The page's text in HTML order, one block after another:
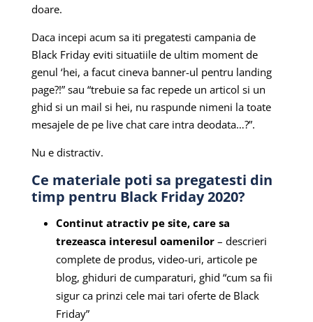
doare.
Daca incepi acum sa iti pregatesti campania de
Black Friday eviti situatiile de ultim moment de
genul ‘hei, a facut cineva banner-ul pentru landing
page?!” sau “trebuie sa fac repede un articol si un
ghid si un mail si hei, nu raspunde nimeni la toate
mesajele de pe live chat care intra deodata…?”.
Nu e distractiv.
Ce materiale poti sa pregatesti din
timp pentru Black Friday 2020?
Continut atractiv pe site, care sa
trezeasca interesul oamenilor – descrieri
complete de produs, video-uri, articole pe
blog, ghiduri de cumparaturi, ghid “cum sa fii
sigur ca prinzi cele mai tari oferte de Black
Friday”